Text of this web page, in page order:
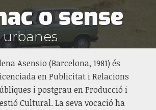
o sense
Asensio (Barcelona, 1981) és
en Publicitat i Relacions
i postgrau en Producció i
Cultural. La seva vocació ha